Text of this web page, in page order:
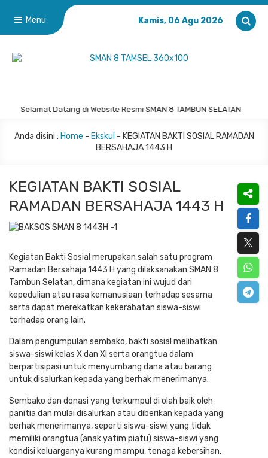
Menu Kamis, 06 Agu 2026
Selamat Datang di Website Resmi SMAN 8 TAMBUN SELATAN
Anda disini : Home - Ekskul - KEGIATAN BAKTI SOSIAL RAMADAN
BERSAHAJA 1443 H
KEGIATAN BAKTI SOSIAL
RAMADAN BERSAHAJA 1443 H
Kegiatan Bakti Sosial merupakan salah satu program
Ramadan Bersahaja 1443 H yang dilaksanakan SMAN 8
Tambun Selatan, dimana kegiatan ini wujud dari
kepedulian atau rasa kemanusiaan terhadap sesama
serta dapat merekatkan kekerabatan siswa-siswi
terhadap orang lain.
Dalam pengumpulan sembako, bakti sosial melibatkan
siswa-siswi kelas X dan XI serta orangtua dalam
berpartisipasi untuk menyumbang dana atau barang
untuk disalurkan kepada yang berhak menerimanya.
Sembako dan donasi yang terkumpul di olah baik oleh
panitia dan mulai disalurkan atau diberikan kepada yang
berhak menerimanya, seperti siswa-siswi yang tidak
memiliki orangtua (anak yatim piatu) siswa-siswi yang
kondisi keluarganya kurang mampu, tenaga kebersihan,